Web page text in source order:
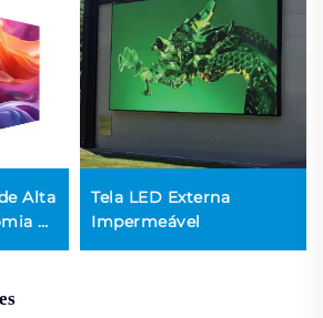
Alta
de
Tela LED Externa
Impermeável